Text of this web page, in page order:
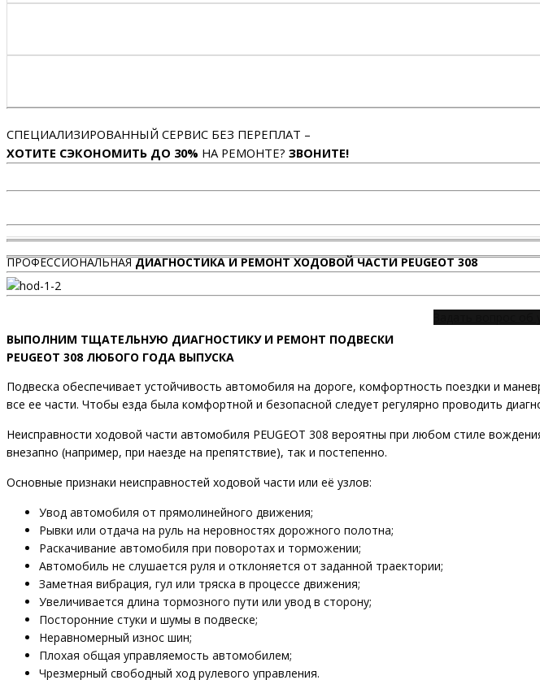
СПЕЦИАЛИЗИРОВАННЫЙ СЕРВИС БЕЗ ПЕРЕПЛАТ –
ХОТИТЕ СЭКОНОМИТЬ ДО 30% НА РЕМОНТЕ? ЗВОНИТЕ!
ПРОФЕССИОНАЛЬНАЯДИАГНОСТИКА И РЕМОНТ ХОДОВОЙ ЧАСТИ PEUGEOT 308
ВЫПОЛНИМ ТЩАТЕЛЬНУЮ ДИАГНОСТИКУ И РЕМОНТ ПОДВЕСКИ
PEUGEOT 308 ЛЮБОГО ГОДА ВЫПУСКА
Подвеска обеспечивает устойчивость автомобиля на дороге, комфортность поездки и
все ее части. Чтобы езда была комфортной и безопасной следует регулярно проводить
Неисправности ходовой части автомобиля PEUGEOT 308 вероятны при любом стиле
внезапно (например, при наезде на препятствие), так и постепенно.
Основные признаки неисправностей ходовой части или её узлов:
Увод автомобиля от прямолинейного движения;
Рывки или отдача на руль на неровностях дорожного полотна;
Раскачивание автомобиля при поворотах и торможении;
Автомобиль не слушается руля и отклоняется от заданной траектории;
Заметная вибрация, гул или тряска в процессе движения;
Увеличивается длина тормозного пути или увод в сторону;
Посторонние стуки и шумы в подвеске;
Неравномерный износ шин;
Плохая общая управляемость автомобилем;
Чрезмерный свободный ход рулевого управления.